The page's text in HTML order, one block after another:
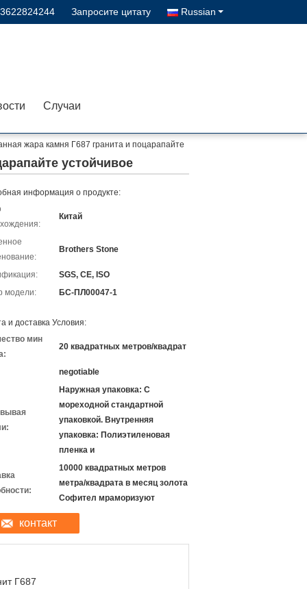
Запросите цитату Russian
Случаи
жара камня Г687 гранита и поцарапайте
устойчивое
информация о продукте:
Китай
Brothers Stone
SGS, CE, ISO
модели:
БС-ПЛ00047-1
и доставка Условия:
мин
20 квадратных метров/квадрат
negotiable
Наружная упаковка: С
мореходной стандартной
упаковкой. Внутренняя
упаковка: Полиэтиленовая
пленка и
10000 квадратных метров
метра/квадрата в месяц золота
Софител мраморизуют
контакт
Г687